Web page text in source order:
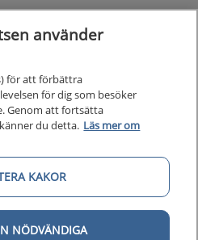
Om
använder
för att förbättra
för dig som besöker
Genom att fortsätta
du detta. Läs mer om
KAKOR
NÖDVÄNDIGA